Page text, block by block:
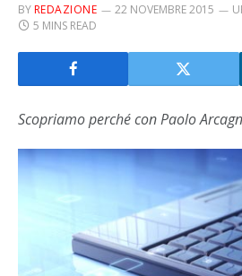
BYREDAZIONE 22 NOVEMBRE 2015
5 MINS READ
Scopriamo perché con Paolo